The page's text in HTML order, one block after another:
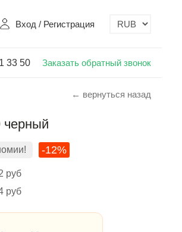
Вход / Регистрация
33 50 Заказать обратный звонок
← вернуться назад
черный
-12%
руб
руб